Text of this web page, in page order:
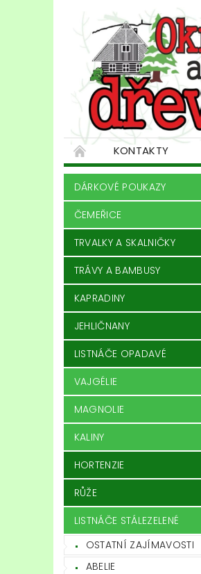
KONTAKTY
DÁRKOVÉ POUKAZY
ČEMEŘICE
TRVALKY A SKALNIČKY
TRÁVY A BAMBUSY
KAPRADINY
JEHLIČNANY
LISTNÁČE OPADAVÉ
VAJGÉLIE
MAGNOLIE
KALINY
HORTENZIE
RŮŽE
LISTNÁČE STÁLEZELENÉ
OSTATNÍ ZAJÍMAVOSTI
ABELIE